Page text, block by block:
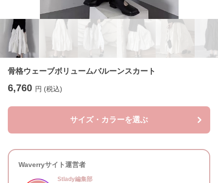
骨格ウェーブボリュームバルーンスカート
6,760 円 (税込)
サイズ・カラーを選ぶ
Waverryサイト運営者
Stlady編集部